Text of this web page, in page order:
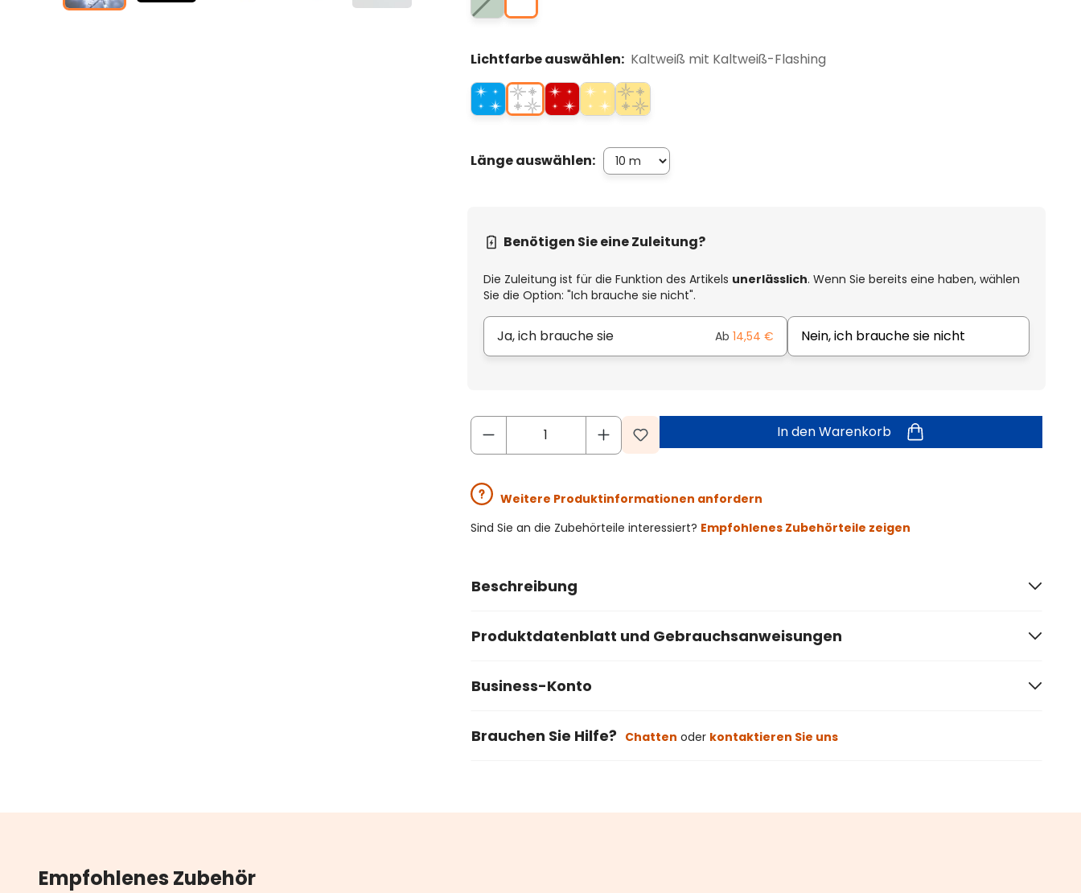
Lichtfarbe auswählen: Kaltweiß mit Kaltweiß-Flashing
Länge auswählen:
Benötigen Sie eine Zuleitung?
Die Zuleitung ist für die Funktion des Artikels unerlässlich. Wenn Sie bereits eine haben, wählen
Sie die Option: "Ich brauche sie nicht".
Ja, ich brauche sie Ab 14,54 € Nein, ich brauche sie nicht
In den Warenkorb
Weitere Produktinformationen anfordern
Sind Sie an die Zubehörteile interessiert? Empfohlenes Zubehörteile zeigen
Beschreibung
Produktdatenblatt und Gebrauchsanweisungen
Business-Konto
Brauchen Sie Hilfe? Chatten oder kontaktieren Sie uns
Empfohlenes Zubehör